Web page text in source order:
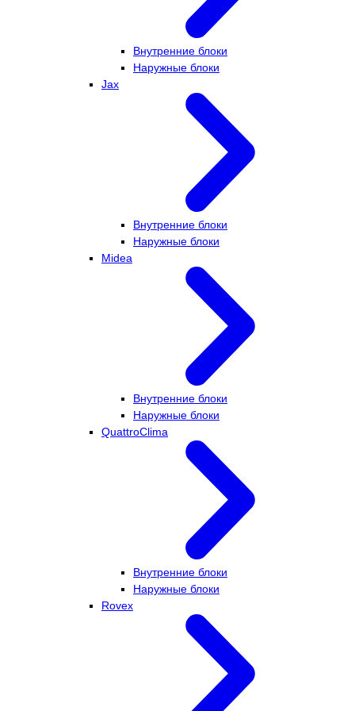
Внутренние блоки
Наружные блоки
Jax
Внутренние блоки
Наружные блоки
Midea
Внутренние блоки
Наружные блоки
QuattroClima
Внутренние блоки
Наружные блоки
Rovex